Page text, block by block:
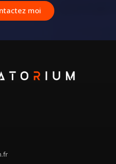
moi